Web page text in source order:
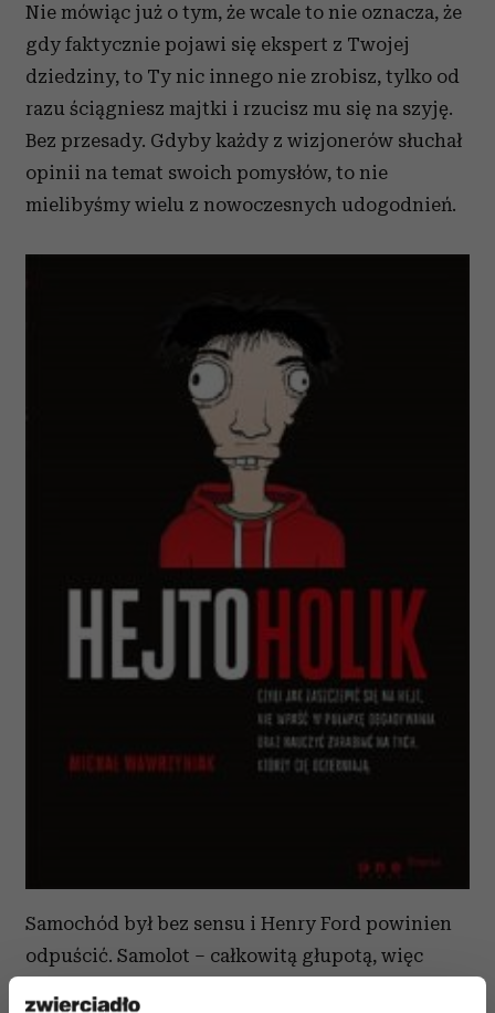
Nie mówiąc już o tym, że wcale to nie oznacza, że
gdy faktycznie pojawi się ekspert z Twojej
dziedziny, to Ty nic innego nie zrobisz, tylko od
razu ściągniesz majtki i rzucisz mu się na szyję.
Bez przesady. Gdyby każdy z wizjonerów słuchał
opinii na temat swoich pomysłów, to nie
mielibyśmy wielu z nowoczesnych udogodnień.
Samochód był bez sensu i Henry Ford powinien
odpuścić. Samolot – całkowitą głupotą, więc